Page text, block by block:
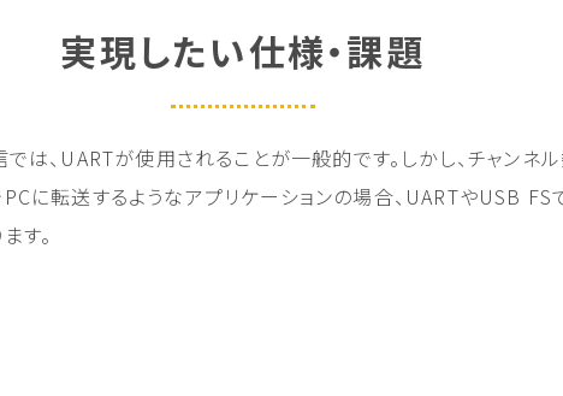
実現したい仕様・課題
は、UARTが使用されることが一般的です。しかし、チャンネ
に転送するようなアプリケーションの場合、UARTやUSB
す。